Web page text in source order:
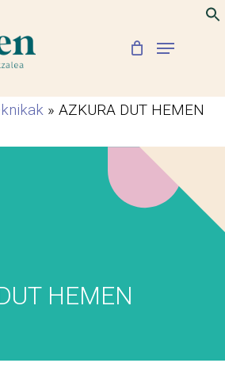
Menu
» AZKURA DUT HEMEN
HEMEN